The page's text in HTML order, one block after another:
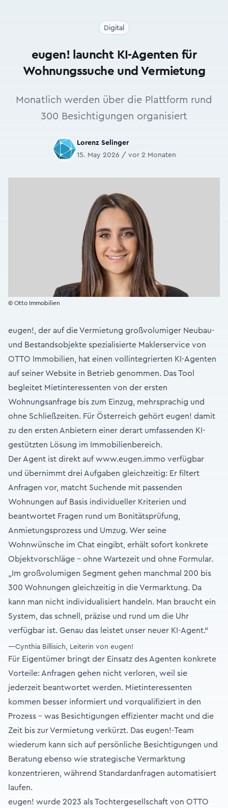
Digital
eugen! launcht KI-Agenten für
Wohnungssuche und Vermietung
Monatlich werden über die Plattform rund
300 Besichtigungen organisiert
Lorenz Selinger
15. May 2026 / vor 2 Monaten
© Otto Immobilien
eugen!, der auf die Vermietung großvolumiger Neubau-
und Bestandsobjekte spezialisierte Maklerservice von
OTTO Immobilien, hat einen vollintegrierten KI-Agenten
auf seiner Website in Betrieb genommen. Das Tool
begleitet Mietinteressenten von der ersten
Wohnungsanfrage bis zum Einzug, mehrsprachig und
ohne Schließzeiten. Für Österreich gehört eugen! damit
zu den ersten Anbietern einer derart umfassenden KI-
gestützten Lösung im Immobilienbereich.
Der Agent ist direkt auf www.eugen.immo verfügbar
und übernimmt drei Aufgaben gleichzeitig: Er filtert
Anfragen vor, matcht Suchende mit passenden
Wohnungen auf Basis individueller Kriterien und
beantwortet Fragen rund um Bonitätsprüfung,
Anmietungsprozess und Umzug. Wer seine
Wohnwünsche im Chat eingibt, erhält sofort konkrete
Objektvorschläge – ohne Wartezeit und ohne Formular.
„Im großvolumigen Segment gehen manchmal 200 bis
300 Wohnungen gleichzeitig in die Vermarktung. Da
kann man nicht individualisiert handeln. Man braucht ein
System, das schnell, präzise und rund um die Uhr
verfügbar ist. Genau das leistet unser neuer KI-Agent.“
—Cynthia Billisich, Leiterin von eugen!
Für Eigentümer bringt der Einsatz des Agenten konkrete
Vorteile: Anfragen gehen nicht verloren, weil sie
jederzeit beantwortet werden. Mietinteressenten
kommen besser informiert und vorqualifiziert in den
Prozess – was Besichtigungen effizienter macht und die
Zeit bis zur Vermietung verkürzt. Das eugen!-Team
wiederum kann sich auf persönliche Besichtigungen und
Beratung ebenso wie strategische Vermarktung
konzentrieren, während Standardanfragen automatisiert
laufen.
eugen! wurde 2023 als Tochtergesellschaft von OTTO